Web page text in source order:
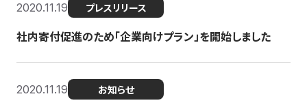
2020.11.19 プレスリリース
社内寄付促進のため「企業向けプラン」を開始しました
2020.11.19 お知らせ